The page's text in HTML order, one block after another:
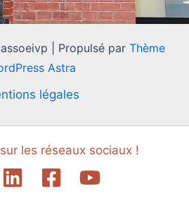
| Propulsé par Thème
Astra
légales
les réseaux sociaux !